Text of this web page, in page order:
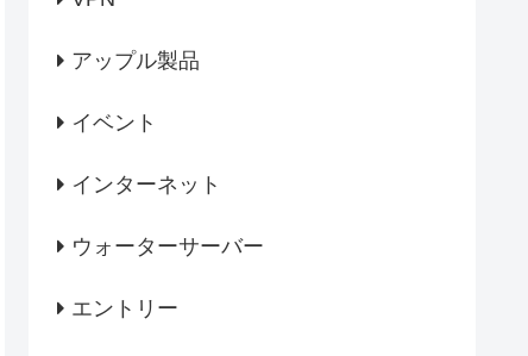
アップル製品
イベント
インターネット
ウォーターサーバー
エントリー